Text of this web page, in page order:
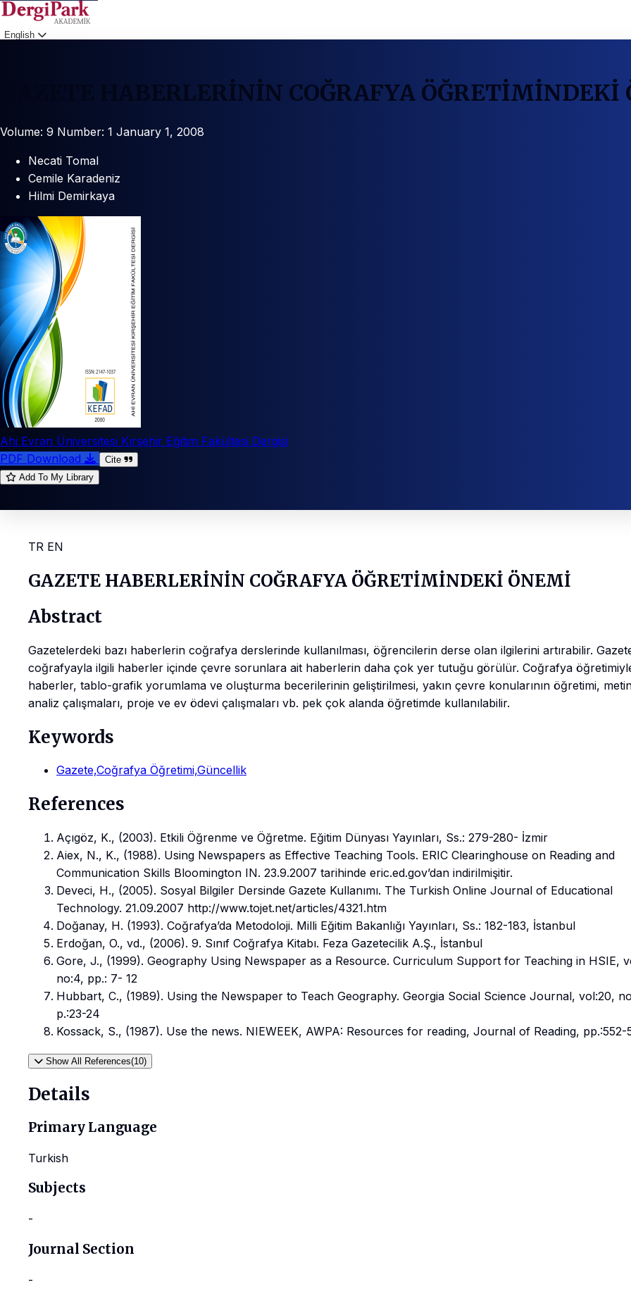
English
GAZETE HABERLERİNİN COĞRAFYA ÖĞRETİMİNDEKİ
Volume: 9 Number: 1 January 1, 2008
Necati Tomal
Cemile Karadeniz
Hilmi Demirkaya
Ahi Evran Üniversitesi Kırşehir Eğitim Fakültesi Dergisi
PDF Download
Cite
Add To My Library
TR EN
GAZETE HABERLERİNİN COĞRAFYA ÖĞRETİMİNDEKİ ÖNEMİ
Abstract
Gazetelerdeki bazı haberlerin coğrafya derslerinde kullanılması, öğrencilerin derse olan ilgilerini artırabilir.
coğrafyayla ilgili haberler içinde çevre sorunlara ait haberlerin daha çok yer tutuğu görülür. Coğrafya
haberler, tablo-grafik yorumlama ve oluşturma becerilerinin geliştirilmesi, yakın çevre konularının öğretimi,
analiz çalışmaları, proje ve ev ödevi çalışmaları vb. pek çok alanda öğretimde kullanılabilir.
Keywords
Gazete,Coğrafya Öğretimi,Güncellik
References
Açıgöz, K., (2003). Etkili Öğrenme ve Öğretme. Eğitim Dünyası Yayınları, Ss.: 279-280- İzmir
Aiex, N., K., (1988). Using Newspapers as Effective Teaching Tools. ERIC Clearinghouse on Reading and
Communication Skills Bloomington IN. 23.9.2007 tarihinde eric.ed.gov’dan indirilmişitir.
Deveci, H., (2005). Sosyal Bilgiler Dersinde Gazete Kullanımı. The Turkish Online Journal of Educational
Technology. 21.09.2007 http://www.tojet.net/articles/4321.htm
Doğanay, H. (1993). Coğrafya’da Metodoloji. Milli Eğitim Bakanlığı Yayınları, Ss.: 182-183, İstanbul
Erdoğan, O., vd., (2006). 9. Sınıf Coğrafya Kitabı. Feza Gazetecilik A.Ş., İstanbul
Gore, J., (1999). Geography Using Newspaper as a Resource. Curriculum Support for Teaching in HSIE,
no:4, pp.: 7- 12
Hubbart, C., (1989). Using the Newspaper to Teach Geography. Georgia Social Science Journal, vol:20,
p.:23-24
Kossack, S., (1987). Use the news. NIEWEEK, AWPA: Resources for reading, Journal of Reading, pp.:552-
Show All References(10)
Details
Primary Language
Turkish
Subjects
-
Journal Section
-